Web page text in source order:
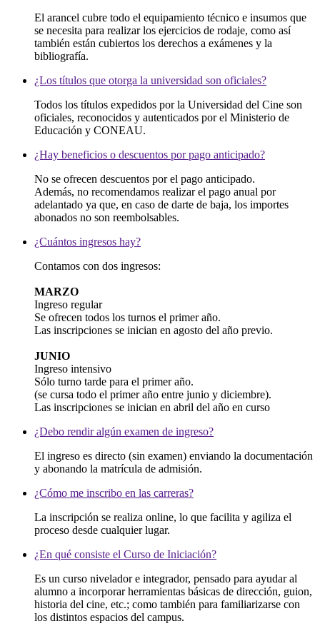
El arancel cubre todo el equipamiento técnico e insumos que
se necesita para realizar los ejercicios de rodaje, como así
también están cubiertos los derechos a exámenes y la
bibliografía.
¿Los títulos que otorga la universidad son oficiales?
Todos los títulos expedidos por la Universidad del Cine son
oficiales, reconocidos y autenticados por el Ministerio de
Educación y CONEAU.
¿Hay beneficios o descuentos por pago anticipado?
No se ofrecen descuentos por el pago anticipado.
Además, no recomendamos realizar el pago anual por
adelantado ya que, en caso de darte de baja, los importes
abonados no son reembolsables.
¿Cuántos ingresos hay?
Contamos con dos ingresos:
MARZO
Ingreso regular
Se ofrecen todos los turnos el primer año.
Las inscripciones se inician en agosto del año previo.
JUNIO
Ingreso intensivo
Sólo turno tarde para el primer año.
(se cursa todo el primer año entre junio y diciembre).
Las inscripciones se inician en abril del año en curso
¿Debo rendir algún examen de ingreso?
El ingreso es directo (sin examen) enviando la documentación
y abonando la matrícula de admisión.
¿Cómo me inscribo en las carreras?
La inscripción se realiza online, lo que facilita y agiliza el
proceso desde cualquier lugar.
¿En qué consiste el Curso de Iniciación?
Es un curso nivelador e integrador, pensado para ayudar al
alumno a incorporar herramientas básicas de dirección, guion,
historia del cine, etc.; como también para familiarizarse con
los distintos espacios del campus.